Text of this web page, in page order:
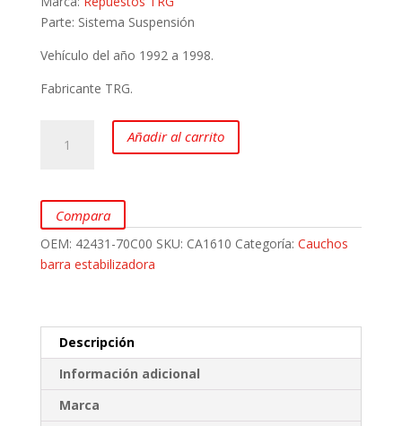
Parte: Sistema Suspensión
Vehículo del año 1992 a 1998.
Fabricante TRG.
Barra
Chevrolet
Swift
1.6L
marca
Añadir al carrito
Compara
OEM: 42431-70C00 SKU: CA1610 Categoría: Cauchos
barra estabilizadora
Descripción
Información adicional
Marca